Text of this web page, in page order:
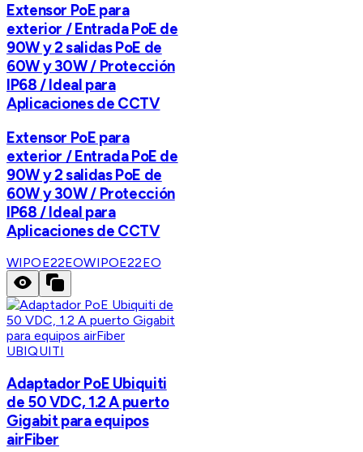
Extensor PoE para
exterior / Entrada PoE de
90W y 2 salidas PoE de
60W y 30W / Protección
IP68 / Ideal para
Aplicaciones de CCTV
Extensor PoE para
exterior / Entrada PoE de
90W y 2 salidas PoE de
60W y 30W / Protección
IP68 / Ideal para
Aplicaciones de CCTV
WIPOE22EOWIPOE22EO
UBIQUITI
Adaptador PoE Ubiquiti
de 50 VDC, 1.2 A puerto
Gigabit para equipos
airFiber